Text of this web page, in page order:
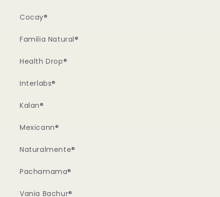
Cocay®
Familia Natural®
Health Drop®
Interlabs®
Kalan®
Mexicann®
Naturalmente®
Pachamama®
Vania Bachur®